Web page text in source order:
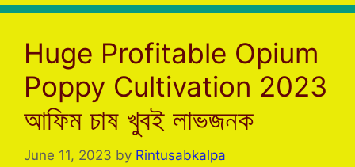
o
o
k
p
p
m n
g
er
Huge Profitable Opium
Poppy Cultivation 2023
আফিম চাষ খুবই লাভজনক
June 11, 2023 by Rintusabkalpa